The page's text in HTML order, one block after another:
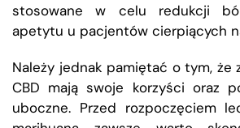
stosowane w celu redukcji
apetytu u pacjentów cierpiących
Należy jednak pamiętać o tym, że
CBD mają swoje korzyści oraz
uboczne. Przed rozpoczęciem